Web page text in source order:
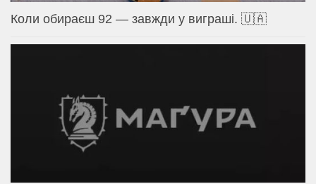
Коли обираєш 92 — завжди у виграші. 🇺🇦